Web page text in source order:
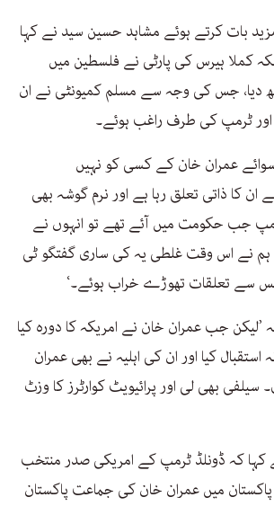
بات کرتے ہوئے مشاہد حسین سید نے کہا
کملا ہیرس کی پارٹی نے فلسطین میں
دیا، جس کی وجہ سے مسلم کمیونٹی نے ان
ٹرمپ کی طرف راغب ہوئے۔
عمران خان کے کسی کو نہیں
ان کا ذاتی تعلق رہا ہے اور نرم گوشہ بھی
جب حکومت میں آئے تھے تو انہوں نے
ہم نے اس وقت غلطی یہ کی ساری گفتگو ٹی
سے تعلقات تھوڑے خراب ہوئے۔‘
’لیکن جب عمران خان نے امریکہ کا دورہ کیا
استقبال کیا اور ان کی اہلیہ نے بھی عمران
بھی لی اور پرائیویٹ کوارٹرز کا وزٹ
کہ ڈونلڈ ٹرمپ کے امریکی صدر منتخب
میں عمران خان کی جماعت پاکستان